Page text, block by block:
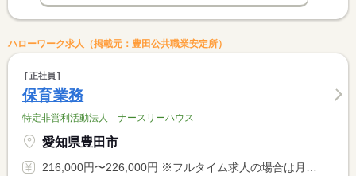
ハローワーク求人（掲載元：豊田公共職業安定所）
正社員
保育業務
特定非営利活動法人 ナースリーハウス
愛知県豊田市
216,000円〜226,000円 ※フルタイム求人の場合は月額（換算額）、パート求人の場合は時間額を表示しています。